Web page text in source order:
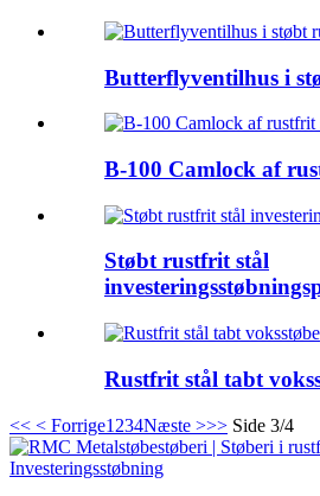
Butterflyventilhus i
B-100 Camlock af
Støbt rustfrit stål
Rustfrit stål tabt
<< < Forrige1 234Næste >>> Side 3/4